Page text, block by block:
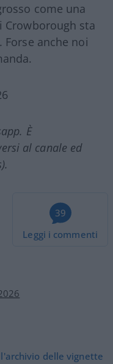
come una
Crowborough sta
anche noi
È
al canale ed
39
Leggi i commenti
delle vignette